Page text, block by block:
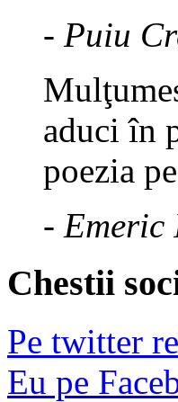
- Puiu
aduci în
poezia
- Emeric
Chestii
Pe twitter
Eu pe